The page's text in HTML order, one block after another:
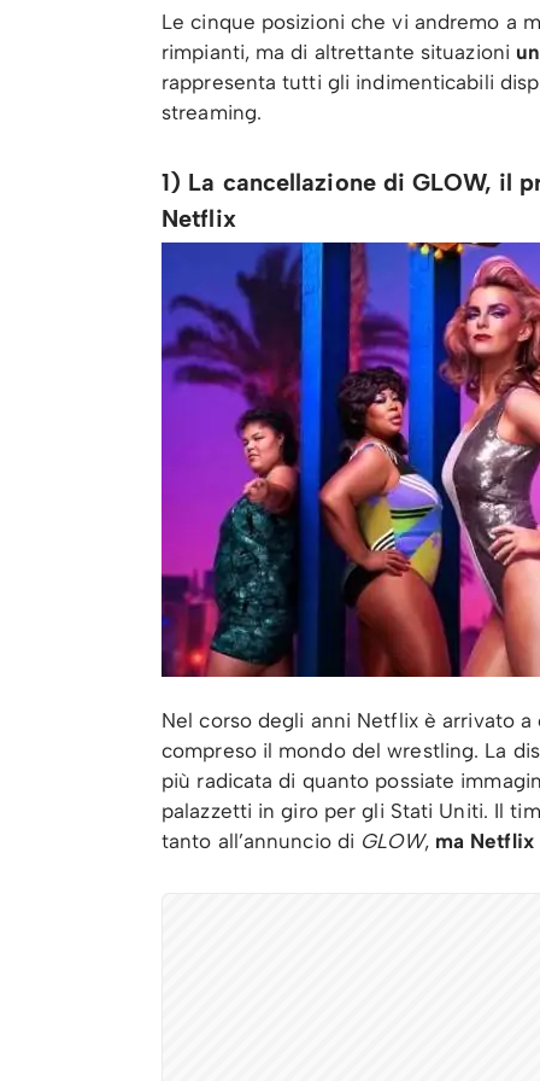
Le cinque posizioni che vi andremo a
rimpianti, ma di altrettante situazioni
rappresenta tutti gli indimenticabili
streaming.
1) La cancellazione di GLOW, il
Netflix
Nel corso degli anni Netflix è arrivato
compreso il mondo del wrestling. La
più radicata di quanto possiate
palazzetti in giro per gli Stati Uniti. Il
tanto all’annuncio di GLOW, ma Netflix